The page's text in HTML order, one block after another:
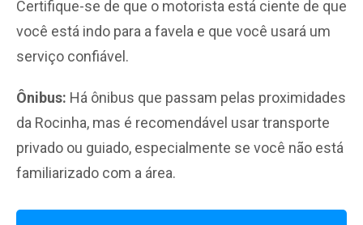
Certifique-se de que o motorista está ciente de que
você está indo para a favela e que você usará um
serviço confiável.
Ônibus: Há ônibus que passam pelas proximidades
da Rocinha, mas é recomendável usar transporte
privado ou guiado, especialmente se você não está
familiarizado com a área.